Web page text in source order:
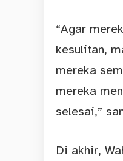
“Agar
kesulitan,
mereka
mereka
selesai,”
Di akhir,